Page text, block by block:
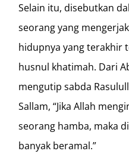
Selain itu, disebutkan
seorang yang
hidupnya yang terakhir
husnul khatimah. Dari
mengutip sabda
Sallam, “Jika Allah
seorang hamba, maka
banyak beramal.”